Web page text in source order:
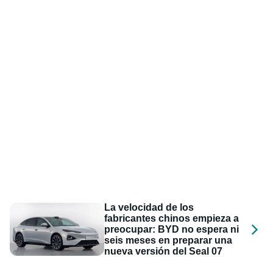
La velocidad de los
fabricantes chinos empieza a
preocupar: BYD no espera ni
seis meses en preparar una
nueva versión del Seal 07